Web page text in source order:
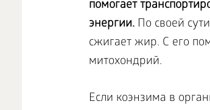
помогает
энергии. По своей
сжигает жир. С его
митохондрий.
Если коэнзима в